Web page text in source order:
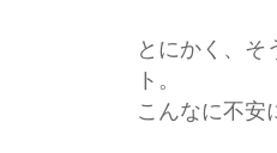
とにかく、そ
ト。
こんなに不安